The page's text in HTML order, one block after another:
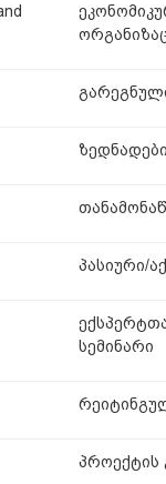
პასიური/
სემინარი
პროექტის